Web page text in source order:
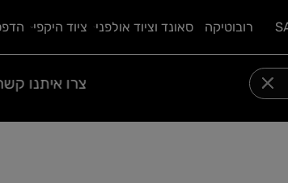
צרו איתנו קשר:
רובוטיקה סאונד וציוד אולפני ציוד היקפי הדפסה